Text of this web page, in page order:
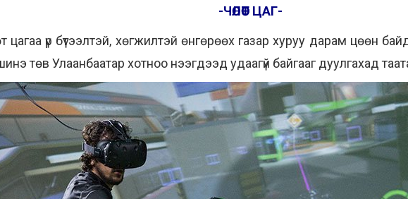
-ЧӨЛӨӨТ ЦАГ-
цагаа үр бүтээлтэй, хөгжилтэй өнгөрөөх газар хуруу дарам цөөн
төв Улаанбаатар хотноо нээгдээд удаагүй байгааг дуулгахад